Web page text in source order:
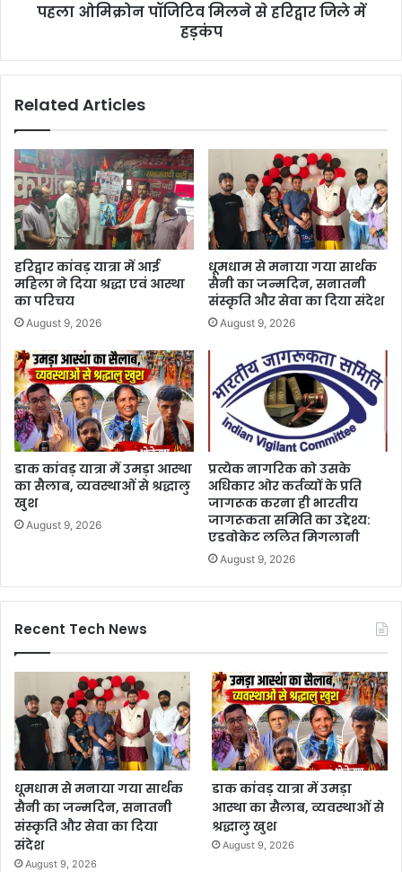
पहला ओमिक्रोन पॉजिटिव मिलने से हरिद्वार जिले में
हड़कंप
Related Articles
हरिद्वार कांवड़ यात्रा में आई
महिला ने दिया श्रद्धा एवं आस्था
का परिचय
August 9, 2026
धूमधाम से मनाया गया सार्थक
सैनी का जन्मदिन, सनातनी
संस्कृति और सेवा का दिया संदेश
August 9, 2026
डाक कांवड़ यात्रा में उमड़ा आस्था
का सैलाब, व्यवस्थाओं से श्रद्धालु
खुश
August 9, 2026
प्रत्येक नागरिक को उसके
अधिकार ओर कर्तव्यों के प्रति
जागरूक करना ही भारतीय
जागरूकता समिति का उद्देश्य:
एडवोकेट ललित मिगलानी
August 9, 2026
Recent Tech News
धूमधाम से मनाया गया सार्थक
सैनी का जन्मदिन, सनातनी
संस्कृति और सेवा का दिया
संदेश
August 9, 2026
डाक कांवड़ यात्रा में उमड़ा
आस्था का सैलाब, व्यवस्थाओं से
श्रद्धालु खुश
August 9, 2026